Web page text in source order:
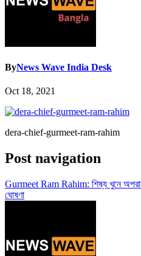
ByNews Wave India Desk
Oct 18, 2021
dera-chief-gurmeet-ram-rahim
Post navigation
Gurmeet Ram Rahim: শিষ্য খুনে
ঘোষণা